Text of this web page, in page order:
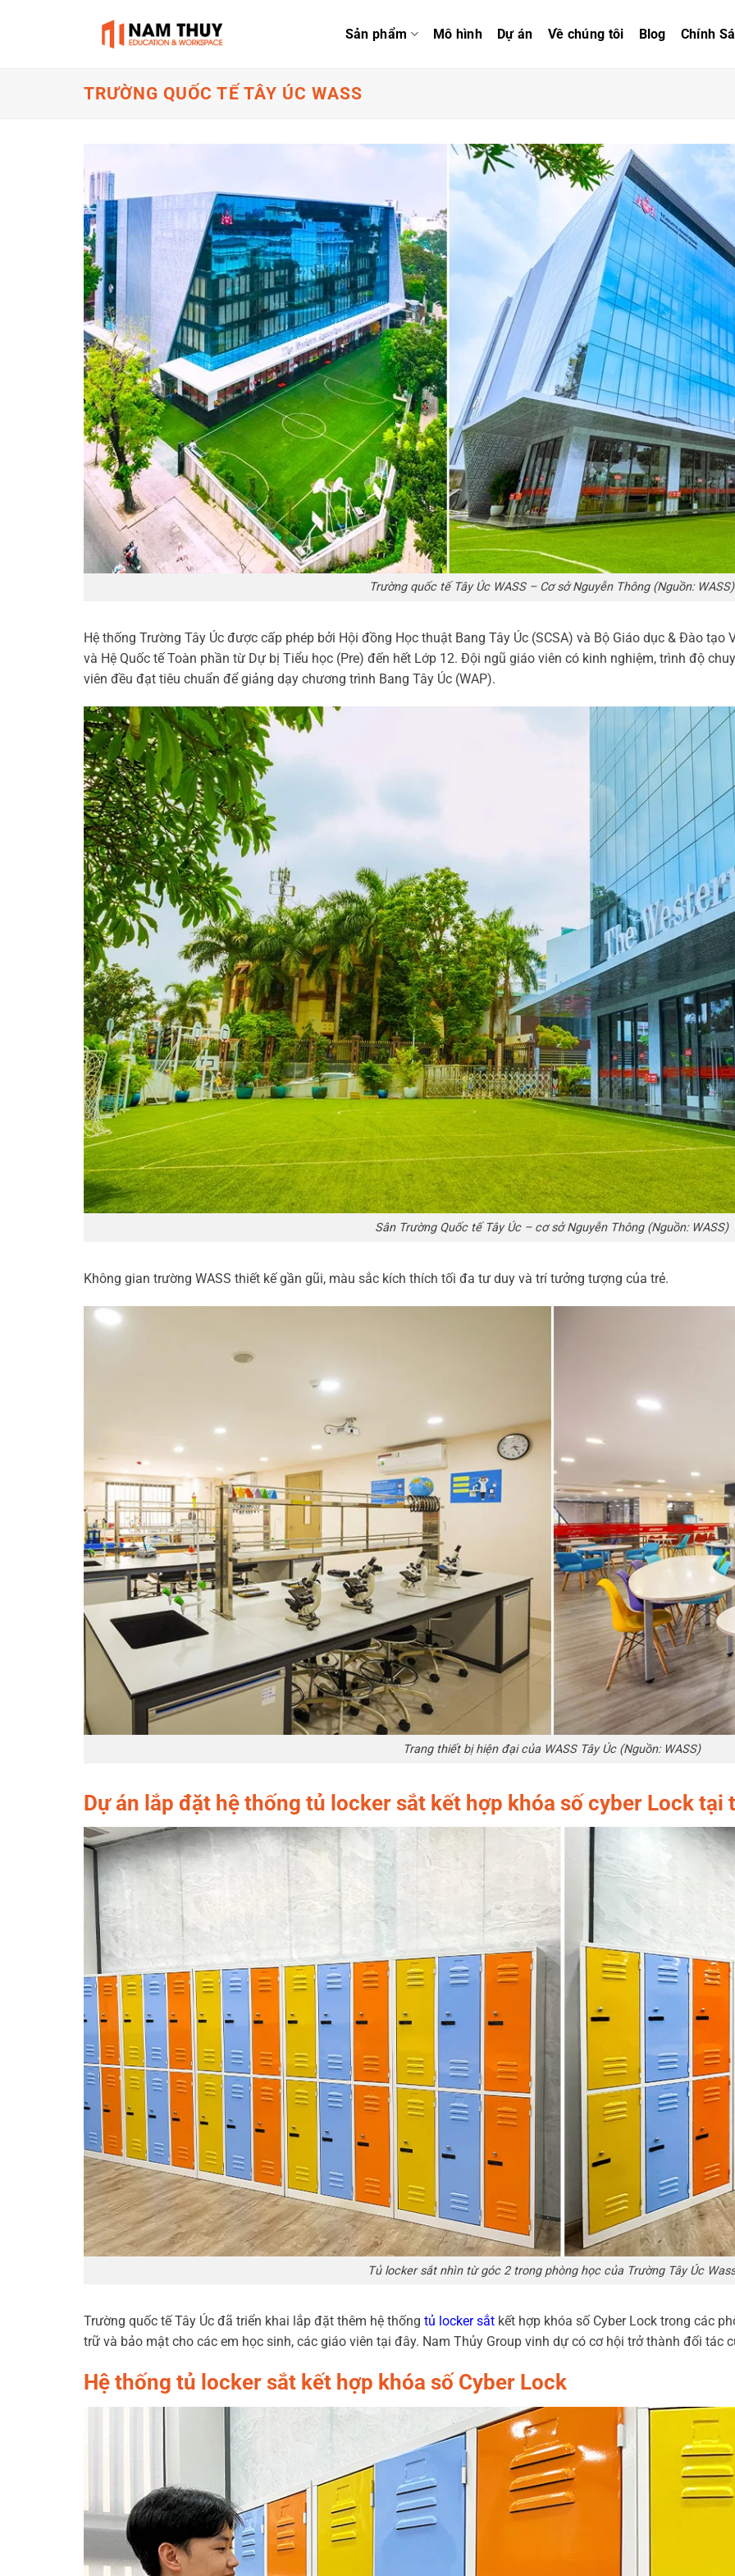
Sản phẩm Mô hình Dự án Về chúng tôi Blog Chính
TRƯỜNG QUỐC TẾ TÂY ÚC WASS
Trường quốc tế Tây Úc WASS – Cơ sở Nguyễn Thông (Nguồn: WASS)
Hệ thống Trường Tây Úc được cấp phép bởi Hội đồng Học thuật Bang Tây Úc (SCSA) và Bộ Giáo dục & Đào tạo
và Hệ Quốc tế Toàn phần từ Dự bị Tiểu học (Pre) đến hết Lớp 12. Đội ngũ giáo viên có kinh nghiệm, trình độ
viên đều đạt tiêu chuẩn để giảng dạy chương trình Bang Tây Úc (WAP).
Sân Trường Quốc tế Tây Úc – cơ sở Nguyễn Thông (Nguồn: WASS)
Không gian trường WASS thiết kế gần gũi, màu sắc kích thích tối đa tư duy và trí tưởng tượng của trẻ.
Trang thiết bị hiện đại của WASS Tây Úc (Nguồn: WASS)
Dự án lắp đặt hệ thống tủ locker sắt kết hợp khóa số cyber Lock tại
Tủ locker sắt nhìn từ góc 2 trong phòng học của Trường Tây Úc Wass
Trường quốc tế Tây Úc đã triển khai lắp đặt thêm hệ thống tủ locker sắt kết hợp khóa số Cyber Lock trong các
trữ và bảo mật cho các em học sinh, các giáo viên tại đây. Nam Thủy Group vinh dự có cơ hội trở thành đối tác
Hệ thống tủ locker sắt kết hợp khóa số Cyber Lock